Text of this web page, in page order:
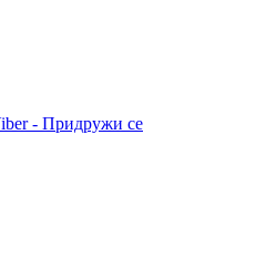
- Придружи се